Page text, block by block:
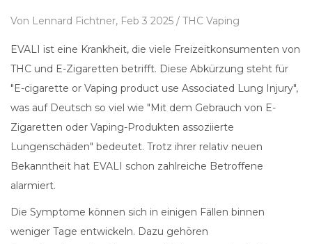
Von Lennard Fichtner, Feb 3 2025 / THC Vaping
EVALI ist eine Krankheit, die viele Freizeitkonsumenten von
THC und E-Zigaretten betrifft. Diese Abkürzung steht für
"E-cigarette or Vaping product use Associated Lung Injury",
was auf Deutsch so viel wie "Mit dem Gebrauch von E-
Zigaretten oder Vaping-Produkten assoziierte
Lungenschäden" bedeutet. Trotz ihrer relativ neuen
Bekanntheit hat EVALI schon zahlreiche Betroffene
alarmiert.
Die Symptome können sich in einigen Fällen binnen
weniger Tage entwickeln. Dazu gehören